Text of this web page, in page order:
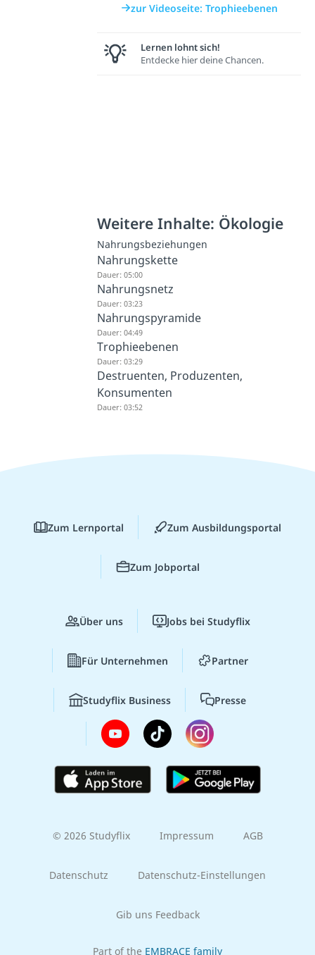
zur Videoseite: Trophieebenen
Lernen lohnt sich!
Entdecke hier deine Chancen.
Weitere Inhalte: Ökologie
Nahrungsbeziehungen
Nahrungskette
Dauer: 05:00
Nahrungsnetz
Dauer: 03:23
Nahrungspyramide
Dauer: 04:49
Trophieebenen
Dauer: 03:29
Destruenten, Produzenten,
Konsumenten
Dauer: 03:52
Zum Lernportal Zum Ausbildungsportal
Zum Jobportal
Über uns Jobs bei Studyflix
Für Unternehmen Partner
Studyflix Business Presse
© 2026 Studyflix Impressum AGB
Datenschutz Datenschutz-Einstellungen
Gib uns Feedback
Part of the EMBRACE family